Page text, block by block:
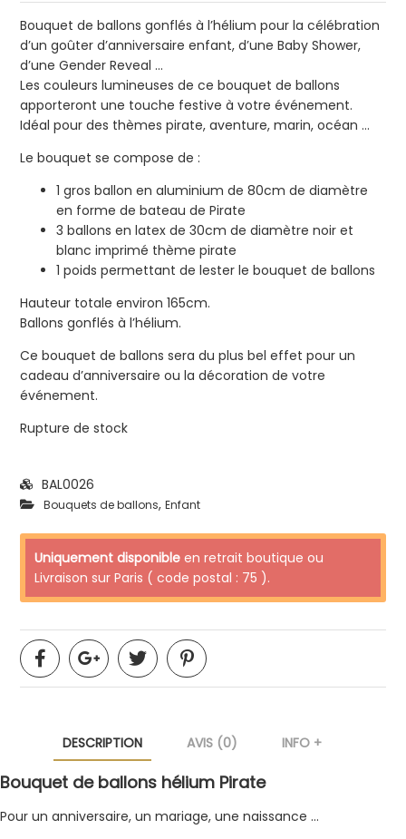
Bouquet de ballons gonflés à l’hélium pour la célébration
d’un goûter d’anniversaire enfant, d’une Baby Shower,
d’une Gender Reveal …
Les couleurs lumineuses de ce bouquet de ballons
apporteront une touche festive à votre événement.
Idéal pour des thèmes pirate, aventure, marin, océan …
Le bouquet se compose de :
1 gros ballon en aluminium de 80cm de diamètre
en forme de bateau de Pirate
3 ballons en latex de 30cm de diamètre noir et
blanc imprimé thème pirate
1 poids permettant de lester le bouquet de ballons
Hauteur totale environ 165cm.
Ballons gonflés à l’hélium.
Ce bouquet de ballons sera du plus bel effet pour un
cadeau d’anniversaire ou la décoration de votre
événement.
Rupture de stock
BAL0026
Bouquets de ballons,Enfant
Uniquement disponible en retrait boutique ou
Livraison sur Paris ( code postal : 75 ).
DESCRIPTION AVIS (0) INFO +
Bouquet de ballons hélium Pirate
Pour un anniversaire, un mariage, une naissance …